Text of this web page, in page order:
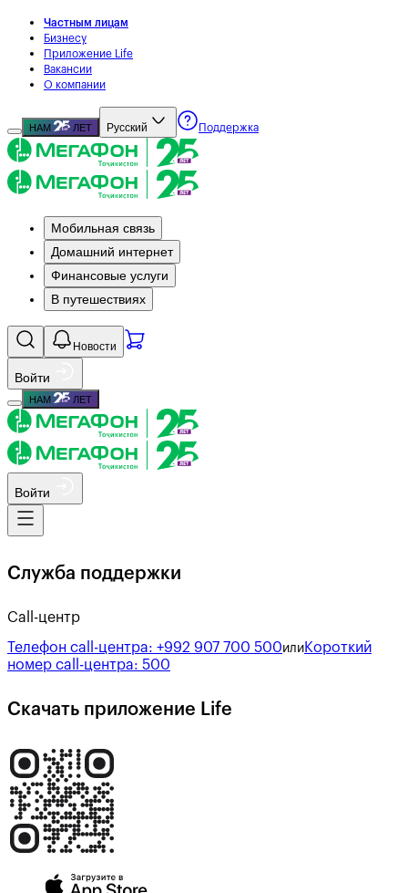
Частным лицам
Бизнесу
Приложение Life
Вакансии
О компании
НАМ ЛЕТ Русский Поддержка
Мобильная связь
Домашний интернет
Финансовые услуги
В путешествиях
Новости
Войти
НАМ ЛЕТ
Войти
Служба поддержки
Call-центр
Телефон call-центра: +992 907 700 500или Короткий
номер call-центра: 500
Скачать приложение Life